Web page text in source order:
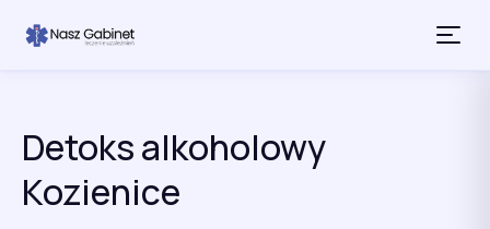
Detoks alkoholowy
Kozienice